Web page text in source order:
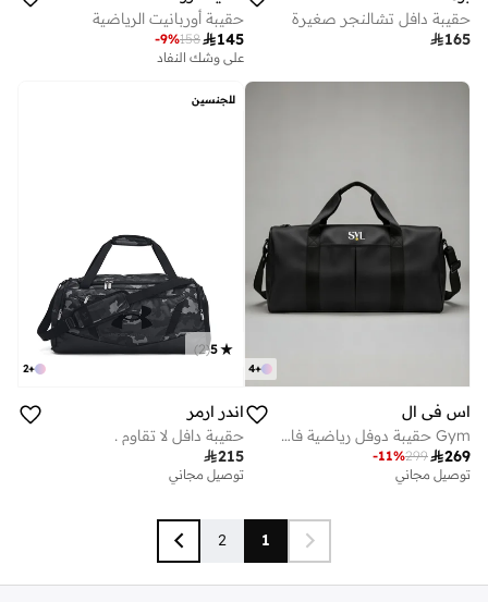
حقيبة دافل تشالنجر صغيرة
165
حقيبة أوربانيت الرياضية
145
158
-9%
على وشك النفاد
+
4
اس في ال
Gym حقيبة دوفل رياضية فاخرة مع قسم للأحذية - أسود
269
299
-11%
توصيل مجاني
للجنسين
+
2
5
(
2
)
اندر ارمر
حقيبة دافل لا تقاوم .
215
توصيل مجاني
1
2